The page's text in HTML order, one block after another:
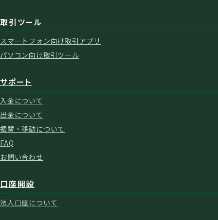
取引ツール
スマートフォン向け取引アプリ
パソコン向け取引ツール
サポート
入金について
出金について
振替・移動について
FAQ
お問い合わせ
口座開設
法人口座について